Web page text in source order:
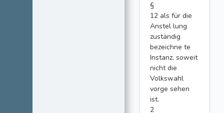
§
12 als für die
Anstel lung
zuständig
bezeichne te
Instanz, soweit
nicht die
Volkswahl
vorge sehen
ist.
2